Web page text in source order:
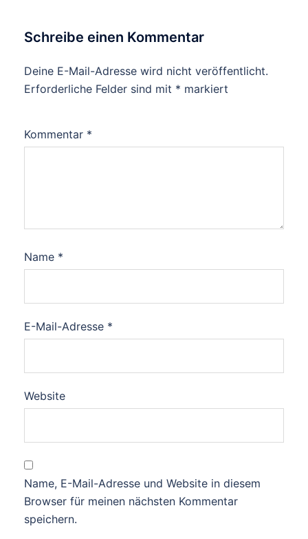
Schreibe einen Kommentar
Deine E-Mail-Adresse wird nicht veröffentlicht.
Erforderliche Felder sind mit * markiert
Kommentar *
Name *
E-Mail-Adresse *
Website
Name, E-Mail-Adresse und Website in diesem
Browser für meinen nächsten Kommentar
speichern.